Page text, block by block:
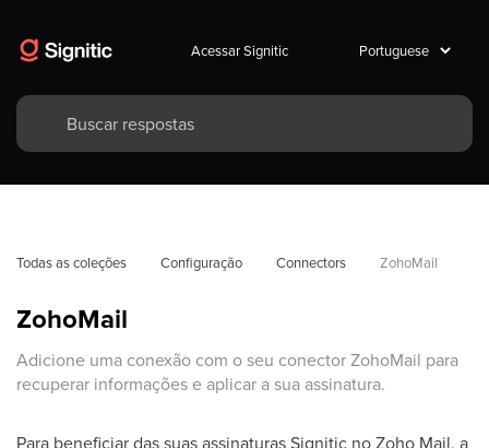
Acessar Signitic
Todas as coleções Configuração Connectors ZohoMail
ZohoMail
Adicione uma conexão com o seu conector ZohoMail para
recuperar informações e aplicar a sua assinatura.
Para beneficiar das suas assinaturas Signitic no Zoho Mail, a